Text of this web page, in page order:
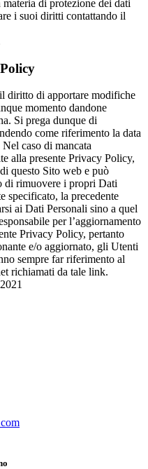
di protezione dei dati
i suoi diritti contattando il
diritto di apportare modifiche
momento dandone
Si prega dunque di
come riferimento la data
caso di mancata
alla presente Privacy Policy,
questo Sito web e può
di rimuovere i propri Dati
specificato, la precedente
ai Dati Personali sino a quel
per l’aggiornamento
Privacy Policy, pertanto
e/o aggiornato, gli Utenti
sempre far riferimento al
richiamati da tale link.